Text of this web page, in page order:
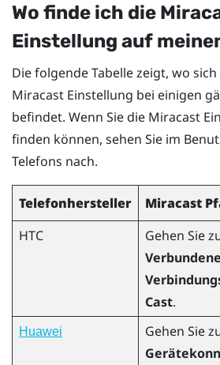
Wo finde ich die
Einstellung auf
Die folgende Tabelle zeigt, wo
Miracast Einstellung bei einigen
befindet. Wenn Sie die Miracast
finden können, sehen Sie im
Telefons nach.
Telefonhersteller Miracast
HTC
Gehen Sie
Cast.
Huawei Gehen Sie